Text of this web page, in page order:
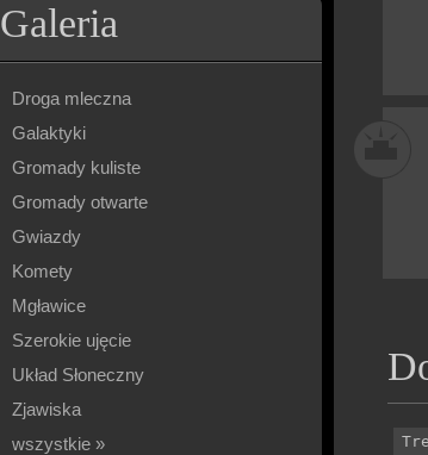
Galeria
Droga mleczna
Galaktyki
Gromady kuliste
Gromady otwarte
Gwiazdy
Komety
Mgławice
Szerokie ujęcie
Układ Słoneczny
Zjawiska
wszystkie »